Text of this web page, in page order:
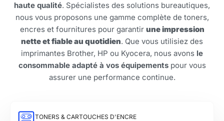
haute qualité. Spécialistes des solutions bureautiques,
nous vous proposons une gamme complète de toners,
encres et fournitures pour garantir une impression
nette et fiable au quotidien. Que vous utilisiez des
imprimantes Brother, HP ou Kyocera, nous avons le
consommable adapté à vos équipementspour vous
assurer une performance continue.
TONERS & CARTOUCHES D'ENCRE